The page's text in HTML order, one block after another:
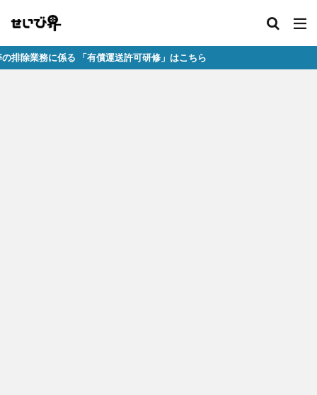
に係る 「有償運送許可研修」はこちら